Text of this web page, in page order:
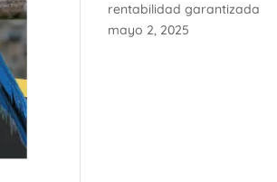
rentabilidad garantizada
mayo 2, 2025